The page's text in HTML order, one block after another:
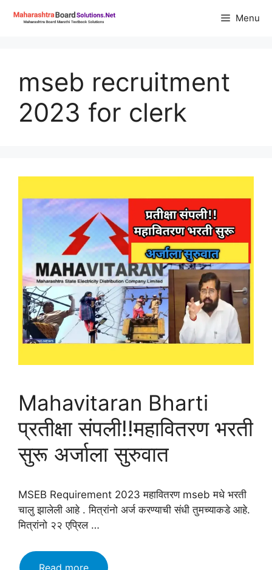
Menu
mseb recruitment
2023 for clerk
Mahavitaran Bharti
प्रतीक्षा संपली!!महावितरण भरती
सुरू अर्जाला सुरुवात
MSEB Requirement 2023 महावितरण mseb मधे भरती
चालु झालेली आहे . मित्रांनो अर्ज करण्याची संधी तुमच्याकडे आहे.
मित्रांनो २२ एप्रिल …
Read moreMahavitaran